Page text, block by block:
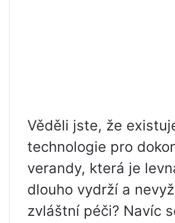
Věděli jste, že
technologie pro
verandy, která je
dlouho vydrží a
zvláštní péči? Navíc